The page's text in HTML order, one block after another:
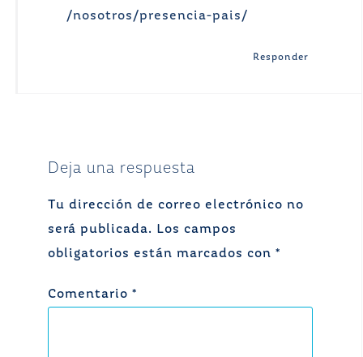
/nosotros/presencia-pais/
Responder
Deja una respuesta
Tu dirección de correo electrónico no
será publicada.
Los campos
obligatorios están marcados con *
Comentario *